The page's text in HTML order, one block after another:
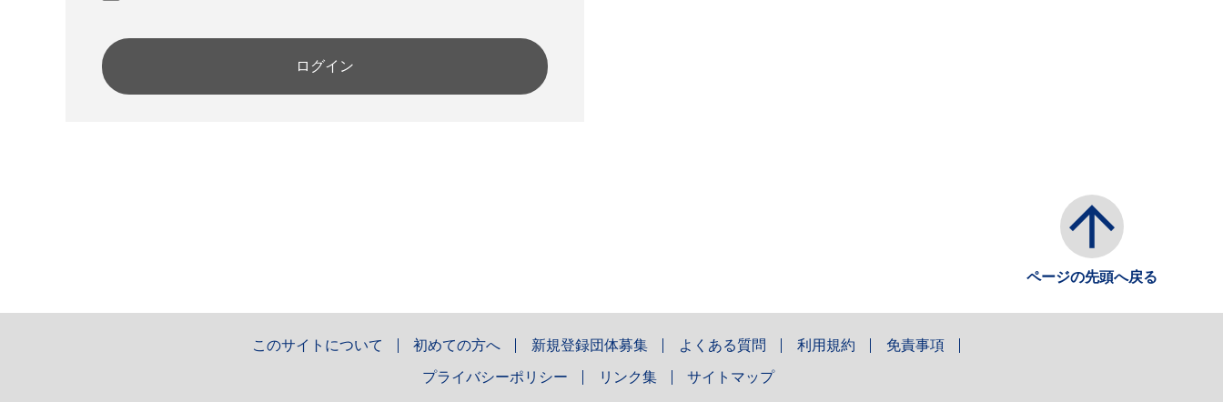
ログイン
ページの先頭へ戻る
このサイトについて 初めての方へ 新規登録団体募集 よくある質問 利用規約 免責事項
プライバシーポリシー リンク集 サイトマップ